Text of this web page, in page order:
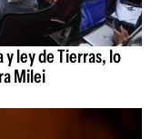
y ley de Tierras, lo
Milei